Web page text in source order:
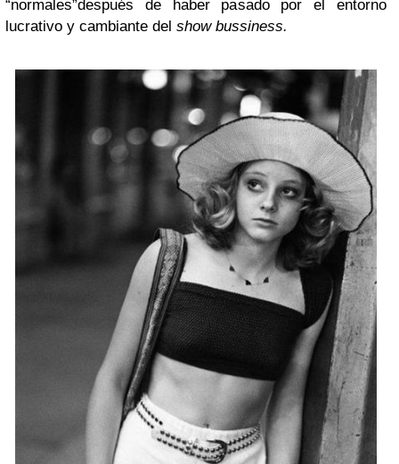
“normales”después de haber pasado por el entorno
lucrativo y cambiante del show bussiness.